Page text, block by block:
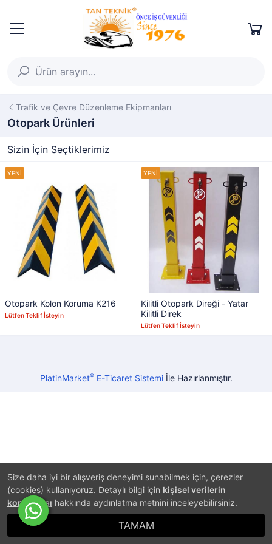
Size daha iyi bir alışveriş deneyimi sunabilmek için, çerezler
(cookies) kullanıyoruz. Detaylı bilgi için kişisel verilerin
korunması hakkında aydınlatma metnini inceleyebilirsiniz.
TAMAM
Trafik ve Çevre Düzenleme Ekipmanları
Otopark Ürünleri
Sizin İçin Seçtiklerimiz
Otopark Kolon Koruma K216
Lütfen Teklif İsteyin
Kilitli Otopark Direği - Yatar
Kilitli Direk
Lütfen Teklif İsteyin
PlatinMarket®E-Ticaret Sistemiİle Hazırlanmıştır.